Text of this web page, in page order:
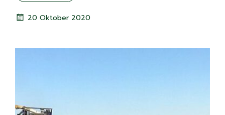
20 Oktober 2020